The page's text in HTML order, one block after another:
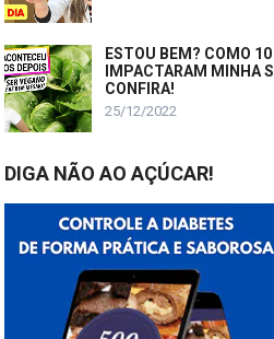
ESTOU BEM? COMO
IMPACTARAM MINHA
CONFIRA!
25/12/2022
DIGA NÃO AO AÇÚCAR!